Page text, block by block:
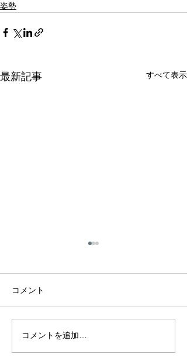
姿勢
最新記事 すべて表示
突然の背中の痛み、繰り
返すぎっくり背中
コメント
コメントを追加…